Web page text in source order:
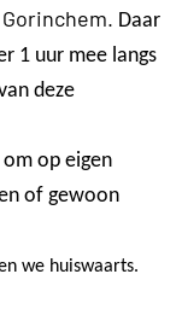
Gorinchem. Daar
1 uur mee langs
deze
op eigen
of gewoon
we huiswaarts.